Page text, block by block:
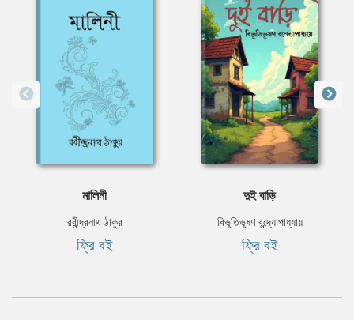
মালিনী
রবীন্দ্রনাথ ঠাকুর
ফ্রি বই
দুই বাড়ি
বিভূতিভূষণ বন্দ্যোপাধ্যায়
ফ্রি বই